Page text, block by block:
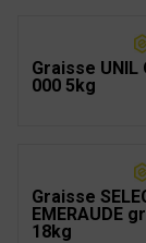
Graisse UNIL
000 5kg
Graisse
EMERAUDE
18kg